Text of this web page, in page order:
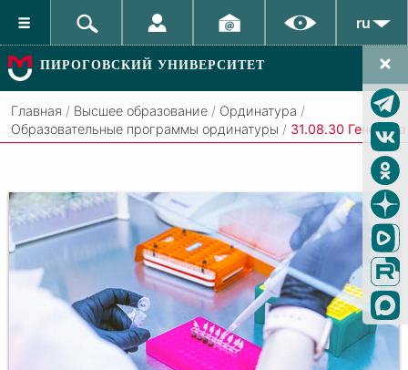
ru
ПИРОГОВСКИЙ УНИВЕРСИТЕТ
Главная / Высшее образование / Ординатура /
Образовательные программы ординатуры / 31.08.30 Генетика